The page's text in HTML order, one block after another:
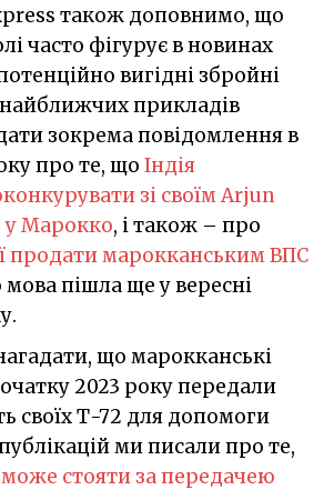
також доповнимо, що
часто фігурує в новинах
вигідні збройні
найближчих прикладів
зокрема повідомлення в
про те, що Індія
зі своїм Arjun
у Марокко, і також – про
продати марокканським ВПС
пішла ще у вересні
що марокканські
2023 року передали
своїх Т-72 для допомоги
ми писали про те,
стояти за передачею